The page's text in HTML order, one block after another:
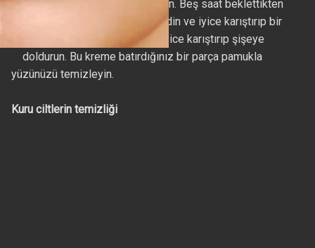
hafif ateşte yarım saat kaynatın. Beş saat beklettikten
sonra süzün. İçine balı ilave edin ve iyice karıştırıp bir
kavanoz veya şişeye koyun. İyice karıştırıp şişeye
doldurun. Bu kreme batırdığınız bir parça pamukla
yüzünüzü temizleyin.
Kuru ciltlerin temizliği